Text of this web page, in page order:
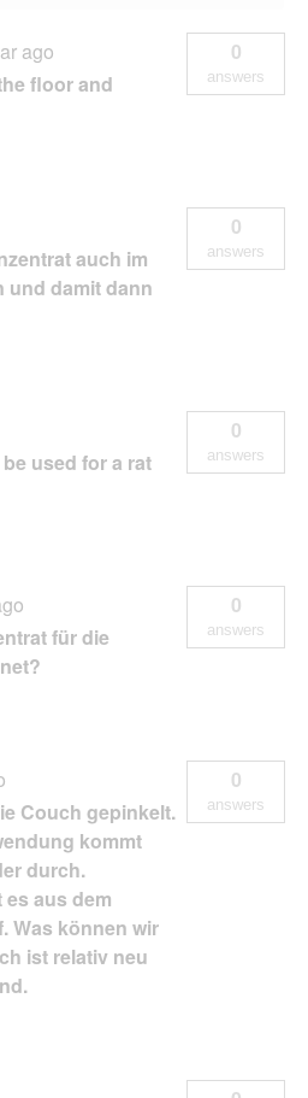
ago
floor and
0
answers
auch im
und damit dann
0
answers
used for a rat
0
answers
für die
0
answers
Couch gepinkelt.
kommt
durch.
aus dem
Was können wir
ist relativ neu
0
answers